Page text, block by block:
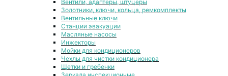
Вентили, адаптеры, штуцеры
Золотники, ключи, кольца, ремкомплекты
Вентильные ключи
Станции эвакуации
Масляные насосы
Инжекторы
Мойки для кондиционеров
Чехлы для чистки кондиционера
Щетки и гребенки